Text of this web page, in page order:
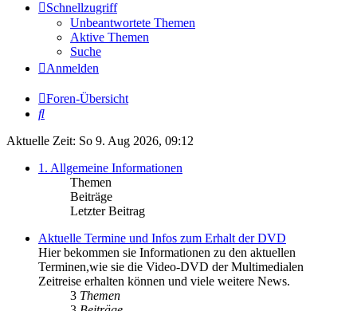
Schnellzugriff
Unbeantwortete Themen
Aktive Themen
Suche
Anmelden
Foren-Übersicht
Suche
Aktuelle Zeit: So 9. Aug 2026, 09:12
1. Allgemeine Informationen
Themen
Beiträge
Letzter Beitrag
Aktuelle Termine und Infos zum Erhalt der DVD
Hier bekommen sie Informationen zu den aktuellen
Terminen,wie sie die Video-DVD der Multimedialen
Zeitreise erhalten können und viele weitere News.
3 Themen